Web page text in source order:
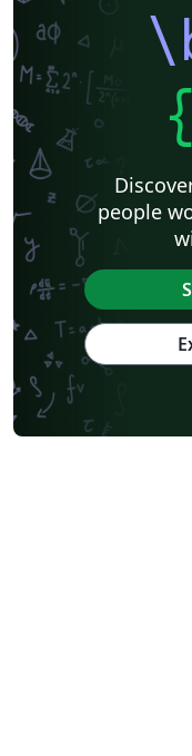
{
people